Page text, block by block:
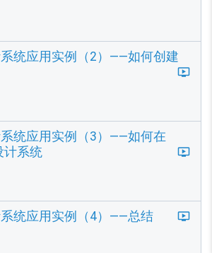
统应用实例（2）——如何创建
统应用实例（3）——如何在
计系统
统应用实例（4）——总结